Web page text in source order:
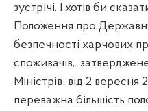
зустрічі. І хотів би
Положення про
безпечності харчових
споживачів,
Міністрів від 2 вересня
переважна більшість